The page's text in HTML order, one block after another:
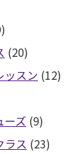
(20)
ッスン (12)
ーズ (9)
ラス (23)